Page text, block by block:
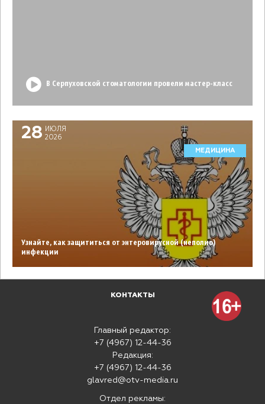
В Серпуховской стоматологии провели мастер-класс
28
ИЮЛЯ
2026
МЕДИЦИНА
Узнайте, как защититься от энтеровирусной (неполио)
инфекции
КОНТАКТЫ
Главный редактор:
+7 (4967) 12-44-36
Редакция:
+7 (4967) 12-44-36
glavred@otv-media.ru
Отдел рекламы: